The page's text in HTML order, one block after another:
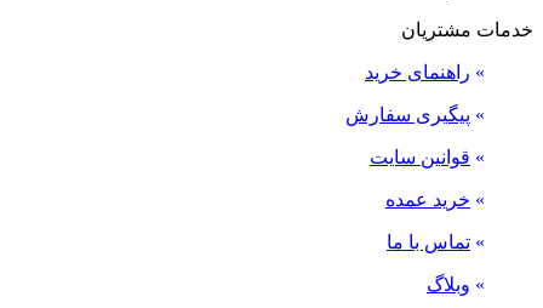
خدمات مشتریان
» راهنمای خرید
» پیگیری سفارش
» قوانین سایت
» خرید عمده
» تماس با ما
» وبلاگ